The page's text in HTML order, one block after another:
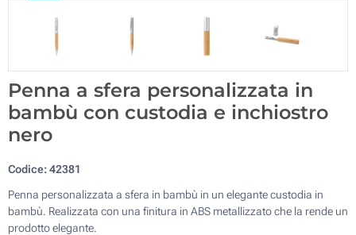
Penna a sfera personalizzata in
bambù con custodia e inchiostro
nero
Codice:42381
Penna personalizzata a sfera in bambù in un elegante custodia in
bambù. Realizzata con una finitura in ABS metallizzato che la rende un
prodotto elegante.